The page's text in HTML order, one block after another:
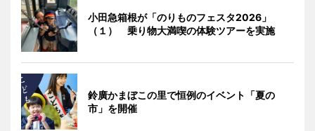
小田急箱根が「のりものフェスタ2026」
（１） 乗り物大満喫の体験ツアーを実施
鈴廣かまぼこの里で恒例のイベント「夏の
市」を開催